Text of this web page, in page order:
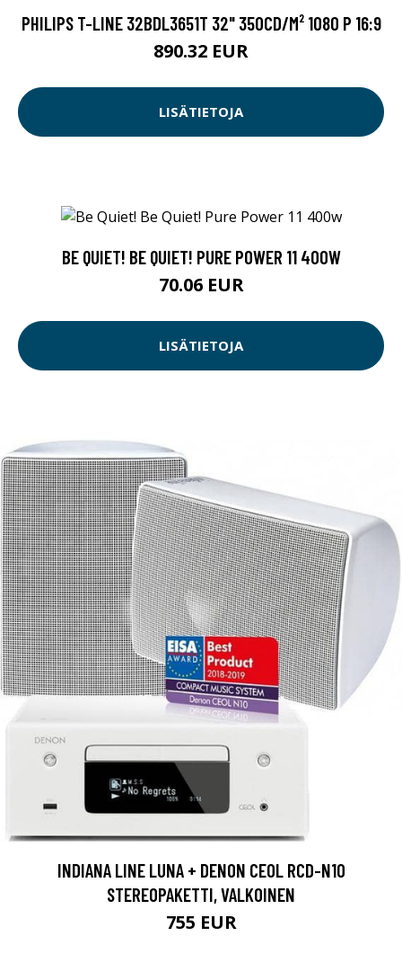
PHILIPS T-LINE 32BDL3651T 32" 350CD/M² 1080 P 16:9
890.32 EUR
LISÄTIETOJA
BE QUIET! BE QUIET! PURE POWER 11 400W
70.06 EUR
LISÄTIETOJA
INDIANA LINE LUNA + DENON CEOL RCD-N10
STEREOPAKETTI, VALKOINEN
755 EUR